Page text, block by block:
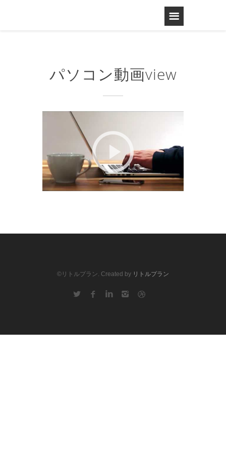
パソコン動画view
©リトルプラン. Created by リトルプラン